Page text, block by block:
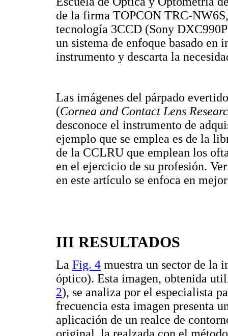
de la firma TOPCON TRC-
tecnología 3CCD (Sony
un sistema de enfoque basado
instrumento y descarta la
Las imágenes del párpado
(Cornea and Contact Lens
desconoce el instrumento de
ejemplo que se emplea es de la
de la CCLRU que emplean los
en el ejercicio de su profesión.
en este artículo se enfoca en
III RESULTADOS
La Fig. 4 muestra un sector de la
óptico). Esta imagen, obtenida
2), se analiza por el especialista
frecuencia esta imagen presenta
aplicación de un realce de